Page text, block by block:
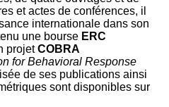
et actes de conférences, il
internationale dans son
une bourse ERC
projetCOBRA
for Behavioral Response
de ses publications ainsi
sont disponibles sur